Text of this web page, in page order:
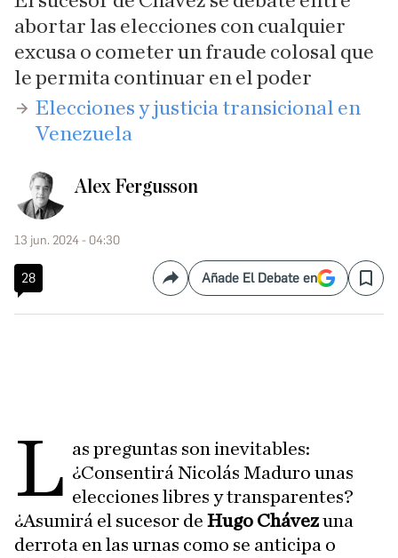
abortar las elecciones con cualquier
excusa o cometer un fraude colosal que
le permita continuar en el poder
​Elecciones y justicia transicional en
Venezuela
Alex Fergusson
13 jun. 2024 - 04:30
28 CompartirAñade El Debate en Save
L as preguntas son inevitables:
¿Consentirá Nicolás Maduro unas
elecciones libres y transparentes?
¿Asumirá el sucesor de Hugo Chávezuna
derrota en las urnas como se anticipa o